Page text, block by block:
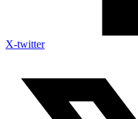
X-twitter